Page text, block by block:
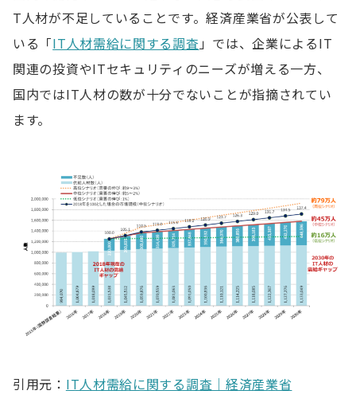
T人材が不足していることです。経済産業省が公表して
いる「IT人材需給に関する調査 」では、企業によるIT
関連の投資やITセキュリティのニーズが増える一方、
国内ではIT人材の数が十分でないことが指摘されてい
ます。
引用元： IT人材需給に関する調査｜経済産業省